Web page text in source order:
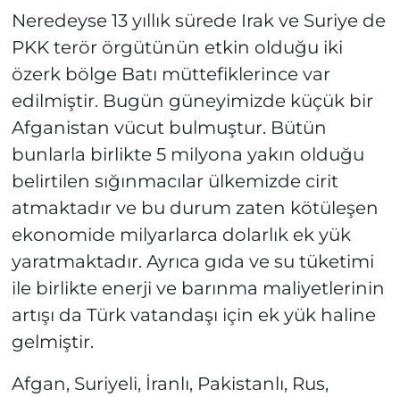
Neredeyse 13 yıllık sürede Irak ve Suriye de
PKK terör örgütünün etkin olduğu iki
özerk bölge Batı müttefiklerince var
edilmiştir. Bugün güneyimizde küçük bir
Afganistan vücut bulmuştur. Bütün
bunlarla birlikte 5 milyona yakın olduğu
belirtilen sığınmacılar ülkemizde cirit
atmaktadır ve bu durum zaten kötüleşen
ekonomide milyarlarca dolarlık ek yük
yaratmaktadır. Ayrıca gıda ve su tüketimi
ile birlikte enerji ve barınma maliyetlerinin
artışı da Türk vatandaşı için ek yük haline
gelmiştir.
Afgan, Suriyeli, İranlı, Pakistanlı, Rus,